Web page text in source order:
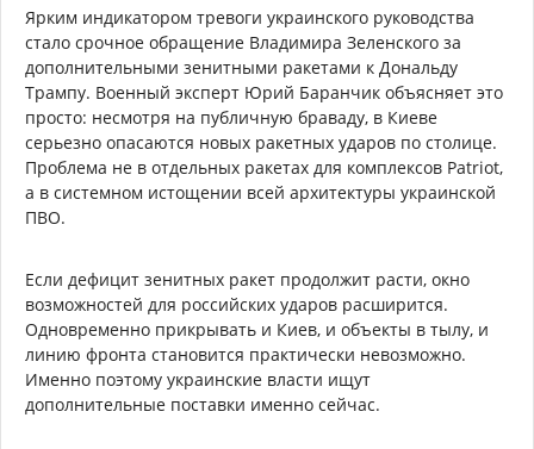
Ярким индикатором тревоги украинского руководства
стало срочное обращение Владимира Зеленского за
дополнительными зенитными ракетами к Дональду
Трампу. Военный эксперт Юрий Баранчик объясняет это
просто: несмотря на публичную браваду, в Киеве
серьезно опасаются новых ракетных ударов по столице.
Проблема не в отдельных ракетах для комплексов Patriot,
а в системном истощении всей архитектуры украинской
ПВО.
Если дефицит зенитных ракет продолжит расти, окно
возможностей для российских ударов расширится.
Одновременно прикрывать и Киев, и объекты в тылу, и
линию фронта становится практически невозможно.
Именно поэтому украинские власти ищут
дополнительные поставки именно сейчас.